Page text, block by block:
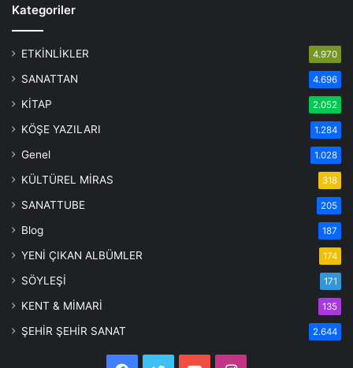
Kategoriler
ETKİNLİKLER 4.970
SANATTAN 4.696
KİTAP 2.052
KÖŞE YAZILARI 1.284
Genel 1.028
KÜLTÜREL MİRAS 318
SANATTUBE 205
Blog 187
YENİ ÇIKAN ALBÜMLER 174
SÖYLEŞİ 171
KENT & MİMARİ 135
ŞEHİR ŞEHİR SANAT 2.644